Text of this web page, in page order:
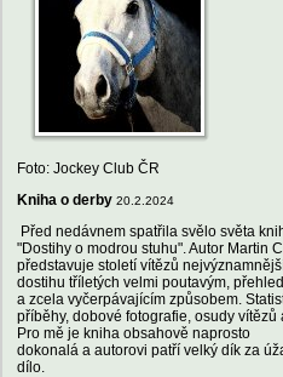
Foto: Jockey Club ČR
Kniha o derby 20.2.2024
Před nedávnem spatřila svělo světa
"Dostihy o modrou stuhu". Autor Martin
představuje století vítězů
dostihu tříletých velmi poutavým,
a zcela vyčerpávajícím způsobem.
příběhy, dobové fotografie, osudy vítězů
Pro mě je kniha obsahově naprosto
dokonalá a autorovi patří velký dík za
dílo.